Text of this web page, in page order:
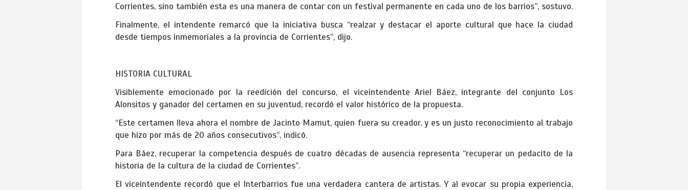
Corrientes, sino también esta es una manera de contar con un festival permanente en cada uno de los barrios”, sostuvo.
Finalmente, el intendente remarcó que la iniciativa busca “realzar y destacar el aporte cultural que hace la ciudad
desde tiempos inmemoriales a la provincia de Corrientes”, dijo.
HISTORIA CULTURAL
Visiblemente emocionado por la reedición del concurso, el viceintendente Ariel Báez, integrante del conjunto Los
Alonsitos y ganador del certamen en su juventud, recordó el valor histórico de la propuesta.
“Este certamen lleva ahora el nombre de Jacinto Mamut, quien fuera su creador, y es un justo reconocimiento al trabajo
que hizo por más de 20 años consecutivos”, indicó.
Para Báez, recuperar la competencia después de cuatro décadas de ausencia representa “recuperar un pedacito de la
historia de la cultura de la ciudad de Corrientes”.
El viceintendente recordó que el Interbarrios fue una verdadera cantera de artistas. Y al evocar su propia experiencia,